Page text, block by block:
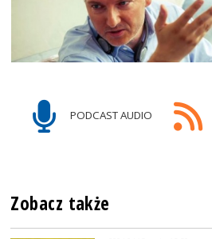
PODCAST AUDIO
Zobacz także